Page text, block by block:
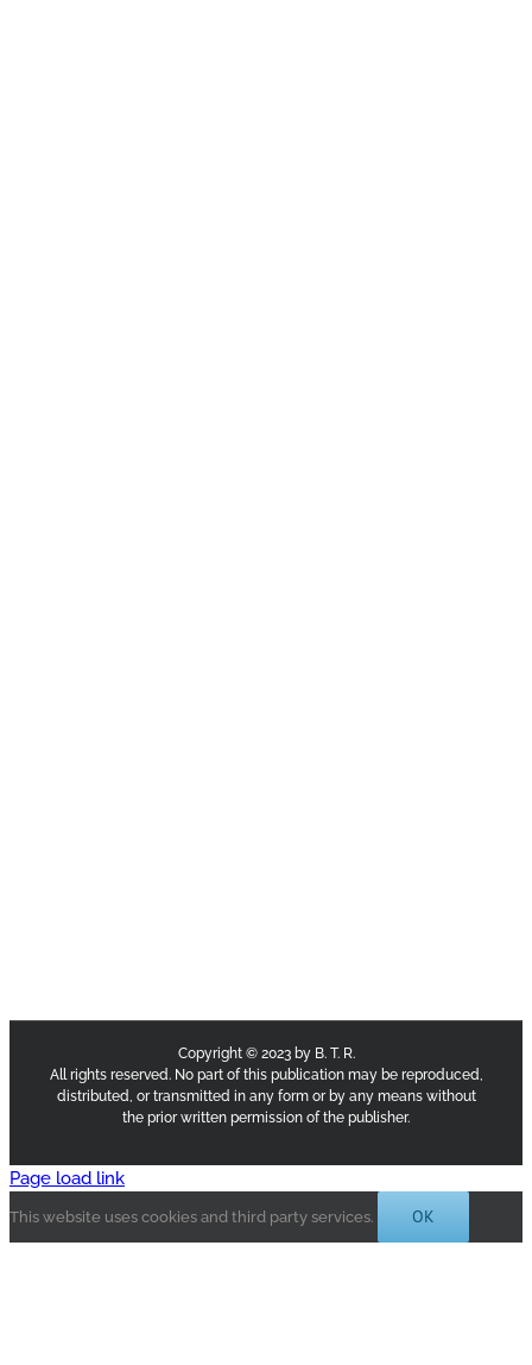
Copyright © 2023 by B. T. R.
All rights reserved. No part of this publication may be reproduced,
distributed, or transmitted in any form or by any means without
the prior written permission of the publisher.
Page load link
This website uses cookies and third party services. OK